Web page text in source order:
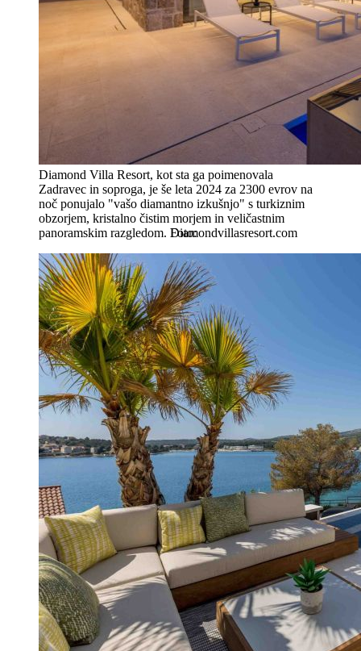
Diamond Villa Resort, kot sta ga poimenovala
Zadravec in soproga, je še leta 2024 za 2300 evrov na
noč ponujalo "vašo diamantno izkušnjo" s turkiznim
obzorjem, kristalno čistim morjem in veličastnim
panoramskim razgledom. Diamondvillasresort.com